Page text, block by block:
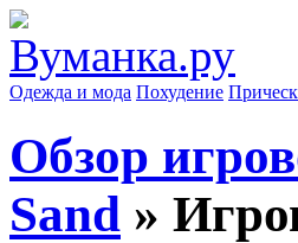
Одежда и мода Похудение
Обзор
Sand »